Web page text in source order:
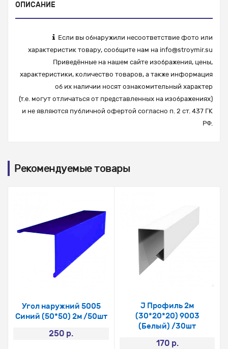
ОПИСАНИЕ
Если вы обнаружили несоответствие фото или
характеристик товару, сообщите нам на info@stroymir.su
Приведённые на нашем сайте изображения, цены,
характеристики, количество товаров, а также информация
об их наличии носят ознакомительный характер
(т.е. могут отличаться от представленных на изображениях)
и не являются публичной офертой согласно п. 2 ст. 437 ГК
РФ.
Рекомендуемые товары
Угол наружний 5005
Синий (50*50) 2м /50шт
250 р.
J Профиль 2м
(30*20*20) 9003
(Белый) /30шт
170 р.